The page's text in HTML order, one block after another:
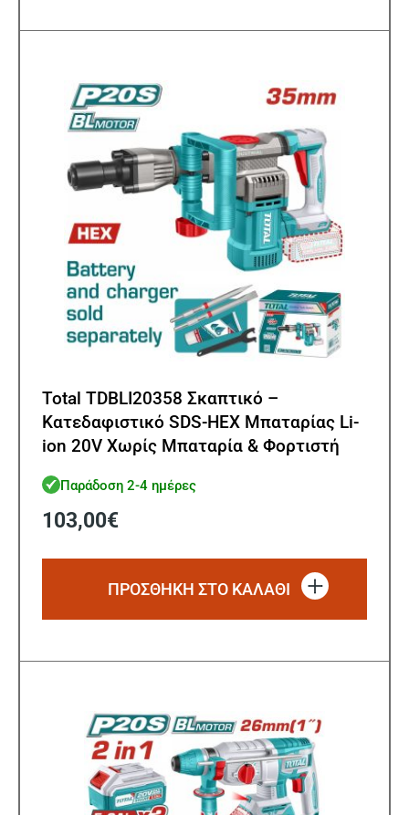
Total TDBLI20358 Σκαπτικό –
Κατεδαφιστικό SDS-HEX Μπαταρίας Li-
ion 20V Χωρίς Μπαταρία & Φορτιστή
Παράδοση 2-4 ημέρες
103,00€
ΠΡΟΣΘΗΚΗ ΣΤΟ ΚΑΛΑΘΙ